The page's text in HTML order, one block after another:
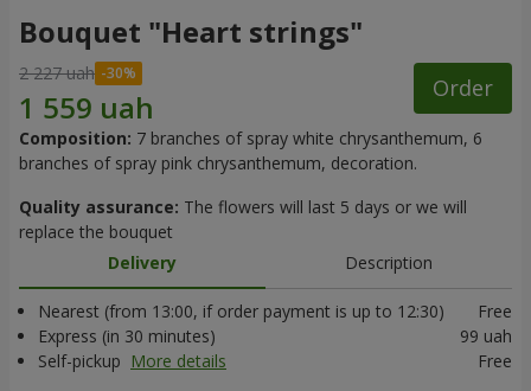
Bouquet "Heart strings"
2 227 uah
Order
Composition: 7 branches of spray white chrysanthemum, 6
branches of spray pink chrysanthemum, decoration.
Quality assurance: The flowers will last 5 days or we will
replace the bouquet
Delivery
Description
Nearest (from 13:00, if order payment is up to 12:30)
Free
Express (in 30 minutes)
99 uah
Self-pickup More details Free